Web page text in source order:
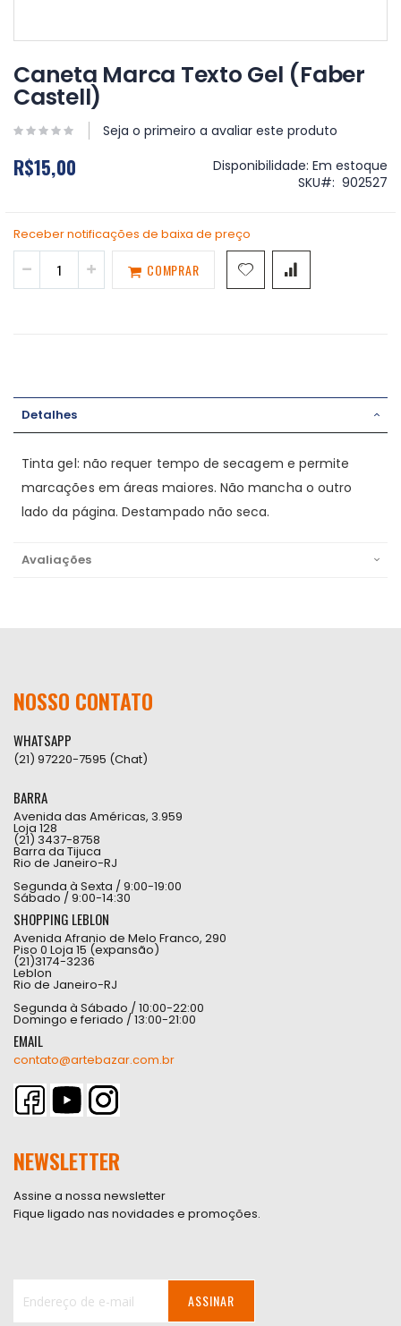
para
o
início
Galeria
imagens
Caneta Marca Texto Gel (Faber
Castell)
Seja o primeiro a avaliar este produto
R$15,00 Disponibilidade: Em estoque
SKU
902527
Receber notificações de baixa de preço
COMPRAR
Detalhes
Tinta gel: não requer tempo de secagem e permite
marcações em áreas maiores. Não mancha o outro
lado da página. Destampado não seca.
Avaliações
NOSSO CONTATO
WHATSAPP
(21) 97220-7595 (Chat)
BARRA
Avenida das Américas, 3.959
Loja 128
(21) 3437-8758
Barra da Tijuca
Rio de Janeiro-RJ
Segunda à Sexta / 9:00-19:00
Sábado / 9:00-14:30
SHOPPING LEBLON
Avenida Afranio de Melo Franco, 290
Piso 0 Loja 15 (expansão)
(21)3174-3236
Leblon
Rio de Janeiro-RJ
Segunda à Sábado / 10:00-22:00
Domingo e feriado / 13:00-21:00
EMAIL
contato@artebazar.com.br
NEWSLETTER
Assine a nossa newsletter
Fique ligado nas novidades e promoções.
ASSINAR